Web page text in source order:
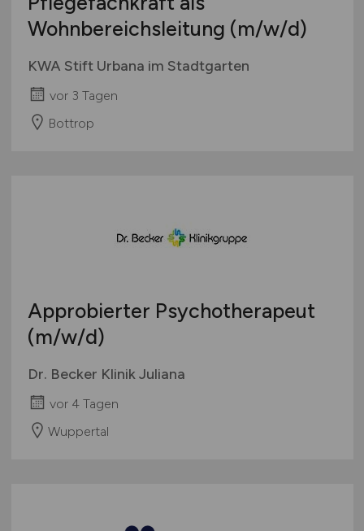
Wohnbereichsleitung (m/w/d)
KWA Stift Urbana im Stadtgarten
vor 3 Tagen
Bottrop
Approbierter Psychotherapeut
(m/w/d)
Dr. Becker Klinik Juliana
vor 4 Tagen
Wuppertal